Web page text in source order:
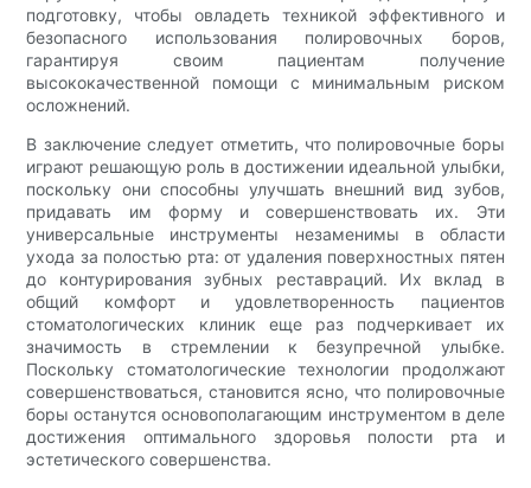
подготовку, чтобы овладеть техникой эффективного и
безопасного использования полировочных боров,
гарантируя своим пациентам получение
высококачественной помощи с минимальным риском
осложнений.
В заключение следует отметить, что полировочные боры
играют решающую роль в достижении идеальной улыбки,
поскольку они способны улучшать внешний вид зубов,
придавать им форму и совершенствовать их. Эти
универсальные инструменты незаменимы в области
ухода за полостью рта: от удаления поверхностных пятен
до контурирования зубных реставраций. Их вклад в
общий комфорт и удовлетворенность пациентов
стоматологических клиник еще раз подчеркивает их
значимость в стремлении к безупречной улыбке.
Поскольку стоматологические технологии продолжают
совершенствоваться, становится ясно, что полировочные
боры останутся основополагающим инструментом в деле
достижения оптимального здоровья полости рта и
эстетического совершенства.